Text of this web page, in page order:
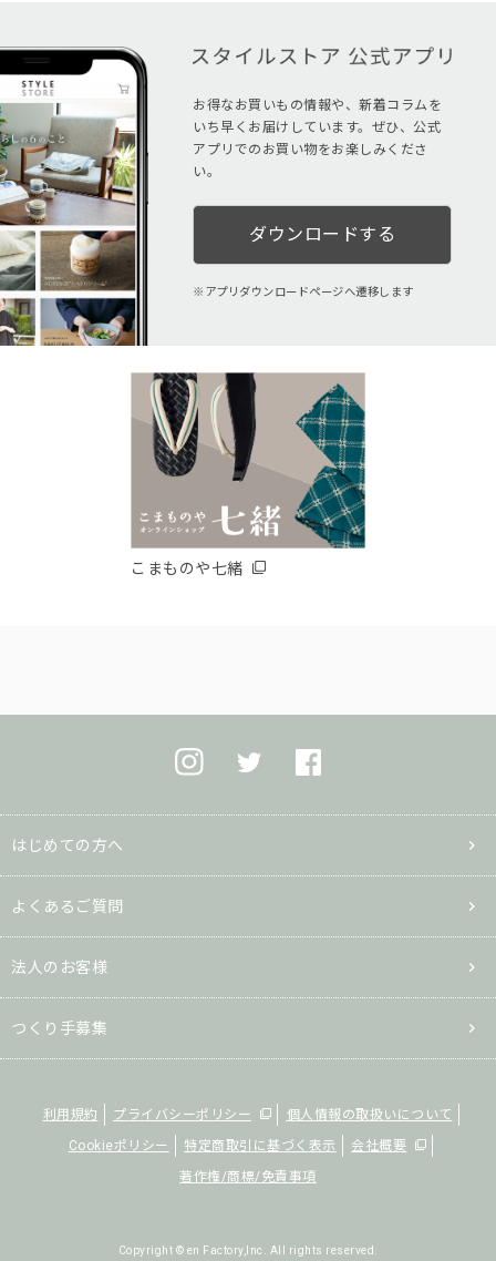
お得なお買いもの情報や、新着コラムを
いち早くお届けしています。ぜひ、公式
アプリでのお買い物をお楽しみくださ
い。
ダウンロードする
アプリダウンロードページへ遷移します
こまものや七緒
はじめての方へ
よくあるご質問
法人のお客様
つくり手募集
利用規約 プライバシーポリシー
個人情報の取扱いについて
Cookieポリシー
特定商取引に基づく表示
会社概要
著作権/商標/免責事項
Copyright © en Factory,Inc. All rights reserved.